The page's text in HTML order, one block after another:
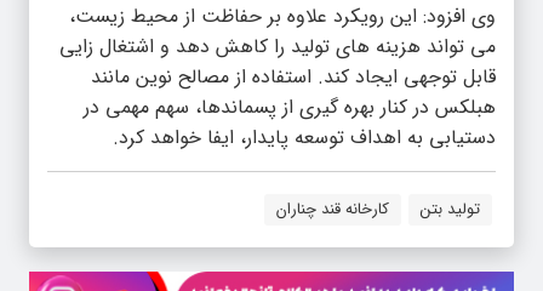
وی افزود: این رویکرد علاوه بر حفاظت از محیط‌ زیست،
می‌ تواند هزینه‌ های تولید را کاهش دهد و اشتغال‌ زایی
قابل‌ توجهی ایجاد کند. استفاده از مصالح نوین مانند
هبلکس در کنار بهره‌ گیری از پسماندها، سهم مهمی در
دستیابی به اهداف توسعه پایدار، ایفا خواهد کرد.
تولید بتن کارخانه قند چناران